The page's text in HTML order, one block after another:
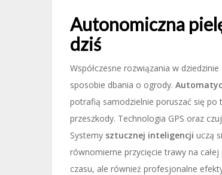
Autonomiczna
dziś
Współczesne rozwiązania w dziedzinie
sposobie dbania o ogrody.
potrafią samodzielnie poruszać się
przeszkody. Technologia GPS oraz
Systemy sztucznej inteligencji uczą
równomierne przycięcie trawy na
czasu, ale również profesjonalne